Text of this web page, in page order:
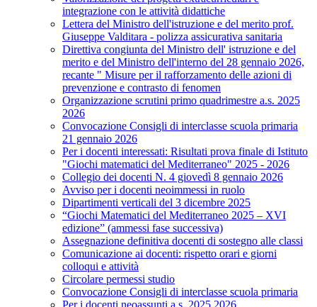
integrazione con le attività didattiche
Lettera del Ministro dell'istruzione e del merito prof.
Giuseppe Valditara - polizza assicurativa sanitaria
Direttiva congiunta del Ministro dell' istruzione e del
merito e del Ministro dell'interno del 28 gennaio 2026,
recante " Misure per il rafforzamento delle azioni di
prevenzione e contrasto di fenomen
Organizzazione scrutini primo quadrimestre a.s. 2025
2026
Convocazione Consigli di interclasse scuola primaria
21 gennaio 2026
Per i docenti interessati: Risultati prova finale di Istituto
"Giochi matematici del Mediterraneo" 2025 - 2026
Collegio dei docenti N. 4 giovedì 8 gennaio 2026
Avviso per i docenti neoimmessi in ruolo
Dipartimenti verticali del 3 dicembre 2025
“Giochi Matematici del Mediterraneo 2025 – XVI
edizione” (ammessi fase successiva)
Assegnazione definitiva docenti di sostegno alle classi
Comunicazione ai docenti: rispetto orari e giorni
colloqui e attività
Circolare permessi studio
Convocazione Consigli di interclasse scuola primaria